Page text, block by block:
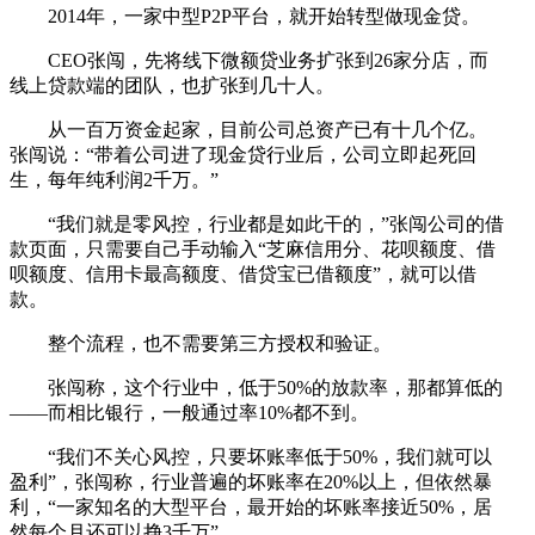
2014年，一家中型P2P平台，就开始转型做现金贷。
CEO张闯，先将线下微额贷业务扩张到26家分店，而
线上贷款端的团队，也扩张到几十人。
从一百万资金起家，目前公司总资产已有十几个亿。
张闯说：“带着公司进了现金贷行业后，公司立即起死回
生，每年纯利润2千万。”
“我们就是零风控，行业都是如此干的，”张闯公司的借
款页面，只需要自己手动输入“芝麻信用分、花呗额度、借
呗额度、信用卡最高额度、借贷宝已借额度”，就可以借
款。
整个流程，也不需要第三方授权和验证。
张闯称，这个行业中，低于50%的放款率，那都算低的
——而相比银行，一般通过率10%都不到。
“我们不关心风控，只要坏账率低于50%，我们就可以
盈利”，张闯称，行业普遍的坏账率在20%以上，但依然暴
利，“一家知名的大型平台，最开始的坏账率接近50%，居